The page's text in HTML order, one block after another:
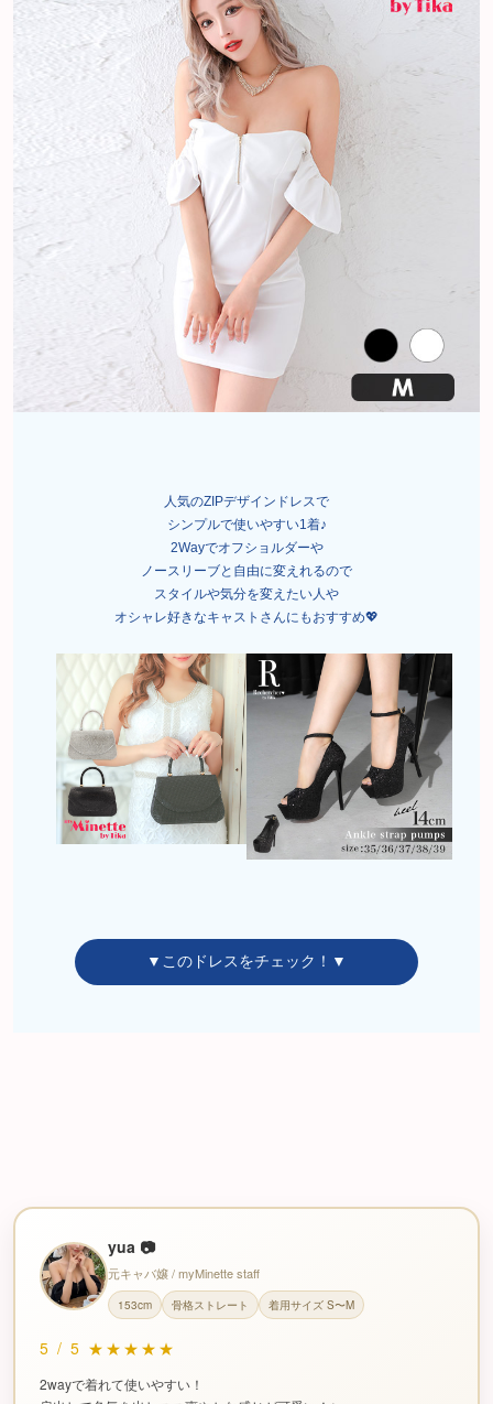
人気のZIPデザインドレスで
シンプルで使いやすい1着♪
2Wayでオフショルダーや
ノースリーブと自由に変えれるので
スタイルや気分を変えたい人や
オシャレ好きなキャストさんにもおすすめ💖
▼このドレスをチェック！▼
yua 📷
元キャバ嬢 / myMinette staff
153cm 骨格ストレート 着用サイズ S〜M
5 / 5 ★★★★★
2wayで着れて使いやすい！